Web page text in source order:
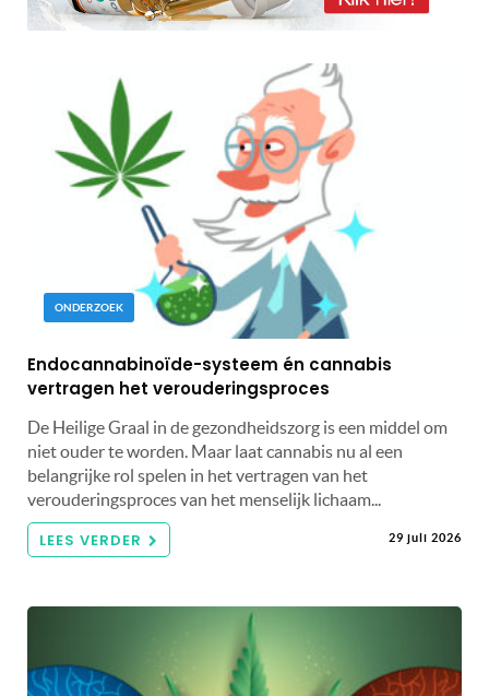
ONDERZOEK
Endocannabinoïde-systeem én cannabis
vertragen het verouderingsproces
De Heilige Graal in de gezondheidszorg is een middel om
niet ouder te worden. Maar laat cannabis nu al een
belangrijke rol spelen in het vertragen van het
verouderingsproces van het menselijk lichaam...
LEES VERDER 29 juli 2026